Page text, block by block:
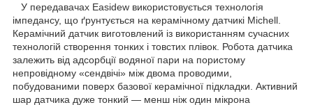
У передавачах Easidew використовується технологія
імпедансу, що ґрунтується на керамічному датчикі Michell.
Керамічний датчик виготовлений із використанням сучасних
технологій створення тонких і товстих плівок. Робота датчика
залежить від адсорбції водяної пари на пористому
непровідному «сендвічі» між двома проводими,
побудованими поверх базової керамічної підкладки. Активний
шар датчика дуже тонкий — менш ніж один мікрона